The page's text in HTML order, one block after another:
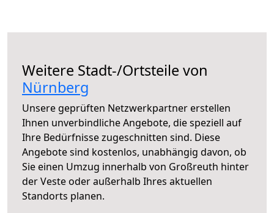
Weitere Stadt-/Ortsteile von
Nürnberg
Unsere geprüften Netzwerkpartner erstellen
Ihnen unverbindliche Angebote, die speziell auf
Ihre Bedürfnisse zugeschnitten sind. Diese
Angebote sind kostenlos, unabhängig davon, ob
Sie einen Umzug innerhalb von Großreuth hinter
der Veste oder außerhalb Ihres aktuellen
Standorts planen.